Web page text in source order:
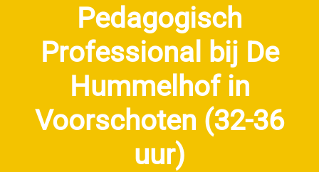
Pedagogisch
Professional bij De
Hummelhof in
Voorschoten (32-36
uur)